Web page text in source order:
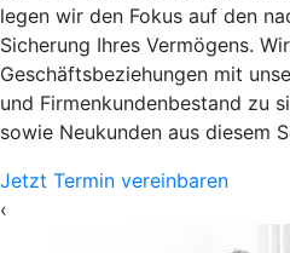
legen wir den Fokus auf den
Sicherung Ihres Vermögens.
Geschäftsbeziehungen mit
und Firmenkundenbestand zu
sowie Neukunden aus diesem
Jetzt Termin vereinbaren
‹